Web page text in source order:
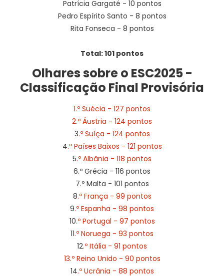
Patrícia Gargaté - 10 pontos
Pedro Espírito Santo - 8 pontos
Rita Fonseca - 8 pontos
Total: 101 pontos
Olhares sobre o ESC2025 -
Classificação Final Provisória
1.º Suécia - 127 pontos
2.º Áustria - 124 pontos
3.º Suíça - 124 pontos
4.º Países Baixos - 121 pontos
5.º Albânia - 118 pontos
6.º Grécia - 116 pontos
7.º Malta - 101 pontos
8.º França - 99 pontos
9.º Espanha - 98 pontos
10.º Portugal - 97 pontos
11.º Noruega - 93 pontos
12.º Itália - 91 pontos
13.º Reino Unido - 90 pontos
14.º Ucrânia - 88 pontos